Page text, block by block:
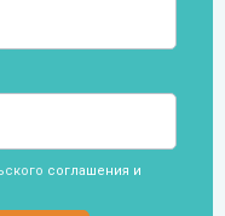
соглашения и